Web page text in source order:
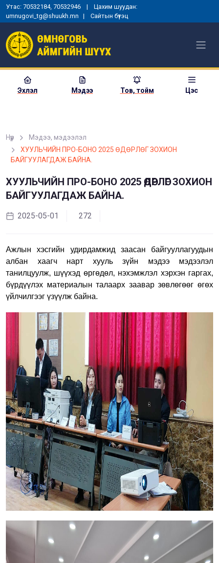
Утас: 70532184, 70532946 | Цахим шуудан:
umnugovi_tg@shuukh.mn | Сайтын бүтэц
Эхлэл Мэдээ Тов, тойм Цэс
Нүүр
Мэдээ, мэдээлэл
ХУУЛЬЧИЙН ПРО-БОНО 2025 ӨДӨРЛӨГ ЗОХИОН
БАЙГУУЛАГДАЖ БАЙНА.
ХУУЛЬЧИЙН ПРО-БОНО 2025 ӨДӨРЛӨГ ЗОХИОН
БАЙГУУЛАГДАЖ БАЙНА.
2025-05-01 272
Ажлын хэсгийн удирдамжид заасан байгууллагуудын
албан хаагч нарт хууль зүйн мэдээ мэдээлэл
танилцуулж, шүүхэд өргөдөл, нэхэмжлэл хэрхэн гаргах,
бүрдүүлэх материалын талаарх заавар зөвлөгөөг өгөх
үйлчилгээг үзүүлж байна.
МОНГОЛ УЛСЫН
ЕРӨНХИЙЛӨГЧИЙН ЗАРЛИГ
УНШИЖ СОНСГОХ, ЕРӨНХИЙ
ГАРДУУЛАХ ЁСЛОЛЫН АРГА
ХЭМЖЭЭ ЗОХИОН
БАЙГУУЛАГДЛАА